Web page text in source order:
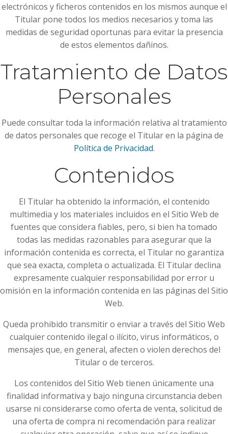
electrónicos y ficheros contenidos en los mismos aunque el
Titular pone todos los medios necesarios y toma las
medidas de seguridad oportunas para evitar la presencia
de estos elementos dañinos.
Tratamiento de Datos
Personales
Puede consultar toda la información relativa al tratamiento
de datos personales que recoge el Titular en la página de
Política de Privacidad.
Contenidos
El Titular ha obtenido la información, el contenido
multimedia y los materiales incluidos en el Sitio Web de
fuentes que considera fiables, pero, si bien ha tomado
todas las medidas razonables para asegurar que la
información contenida es correcta, el Titular no garantiza
que sea exacta, completa o actualizada. El Titular declina
expresamente cualquier responsabilidad por error u
omisión en la información contenida en las páginas del Sitio
Web.
Queda prohibido transmitir o enviar a través del Sitio Web
cualquier contenido ilegal o ilícito, virus informáticos, o
mensajes que, en general, afecten o violen derechos del
Titular o de terceros.
Los contenidos del Sitio Web tienen únicamente una
finalidad informativa y bajo ninguna circunstancia deben
usarse ni considerarse como oferta de venta, solicitud de
una oferta de compra ni recomendación para realizar